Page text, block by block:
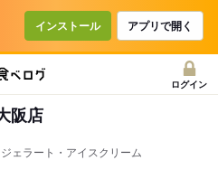
インストール アプリで開く
ログイン
阪店
ェラート・アイスクリーム